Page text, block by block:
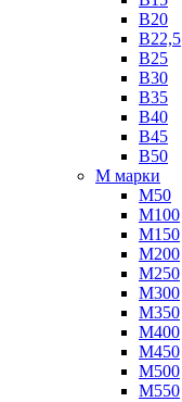
B20
B22,5
B25
B30
B35
B40
B45
B50
М марки
М50
М100
М150
М200
М250
М300
М350
М400
М450
М500
М550